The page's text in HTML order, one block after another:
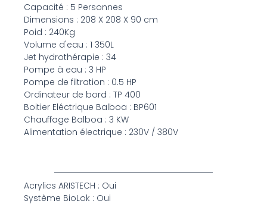
Capacité : 5 Personnes
Dimensions : 208 X 208 X 90 cm
Poid : 240Kg
Volume d'eau : 1 350L
Jet hydrothérapie : 34
Pompe à eau : 3 HP
Pompe de filtration : 0.5 HP
Ordinateur de bord : TP 400
Boitier Eléctrique Balboa : BP601
Chauffage Balboa : 3 KW
Alimentation électrique : 230V / 380V
Acrylics ARISTECH : Oui
Système BioLok : Oui